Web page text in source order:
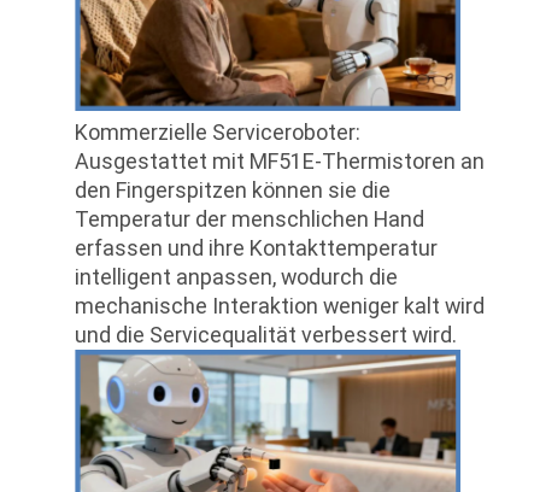
Kommerzielle Serviceroboter:
Ausgestattet mit MF51E-Thermistoren an
den Fingerspitzen können sie die
Temperatur der menschlichen Hand
erfassen und ihre Kontakttemperatur
intelligent anpassen, wodurch die
mechanische Interaktion weniger kalt wird
und die Servicequalität verbessert wird.